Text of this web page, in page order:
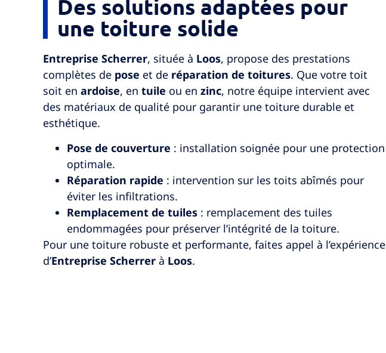
Des solutions adaptées pour
une toiture solide
Entreprise Scherrer, située à Loos, propose des prestations
complètes de pose et de réparation de toitures. Que votre toit
soit en ardoise, en tuile ou en zinc, notre équipe intervient avec
des matériaux de qualité pour garantir une toiture durable et
esthétique.
Pose de couverture : installation soignée pour une protection
optimale.
Réparation rapide : intervention sur les toits abîmés pour
éviter les infiltrations.
Remplacement de tuiles : remplacement des tuiles
endommagées pour préserver l’intégrité de la toiture.
Pour une toiture robuste et performante, faites appel à l’expérience
d’Entreprise Scherrer à Loos.